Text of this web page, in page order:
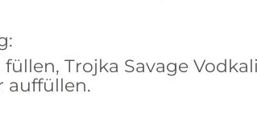
füllen, Trojka Savage
auffüllen.